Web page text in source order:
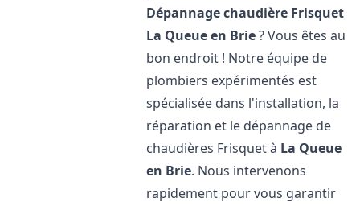
Dépannage chaudière Frisquet
La Queue en Brie? Vous êtes au
bon endroit ! Notre équipe de
plombiers expérimentés est
spécialisée dans l'installation, la
réparation et le dépannage de
chaudières Frisquet à La Queue
en Brie. Nous intervenons
rapidement pour vous garantir